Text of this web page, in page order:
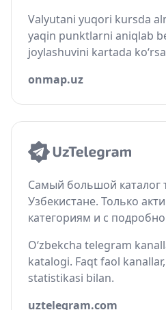
Valyutani yuqori kursda
yaqin punktlarni aniqlab
joylashuvini kartada
onmap.uz
Самый большой каталог
Узбекистане. Только
категориям и с
O‘zbekcha telegram
katalogi. Faqt faol
statistikasi bilan.
uztelegram.com